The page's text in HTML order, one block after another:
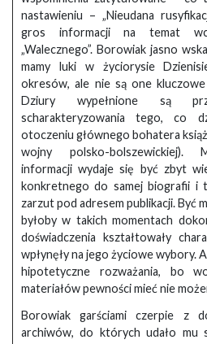
nastawieniu – „Nieudana
gros informacji na temat
„Walecznego”. Borowiak jasno
mamy luki w życiorysie
okresów, ale nie są one
Dziury wypełnione są
scharakteryzowania tego, co
otoczeniu głównego bohatera
wojny polsko-bolszewickiej).
informacji wydaje się być zbyt
konkretnego do samej biografii i
zarzut pod adresem publikacji. Być
byłoby w takich momentach
doświadczenia kształtowały
wpłynęły na jego życiowe wybory.
hipotetyczne rozważania, bo
materiałów pewności mieć nie
Borowiak garściami czerpie z
archiwów, do których udało mu